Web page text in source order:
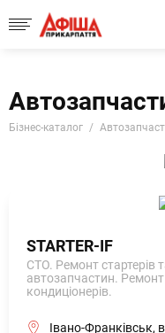
Бізнес-каталог
STARTER-IF
СТО. Ремонт стартерів
автозапчастин.
кондиціонерів.
Івано-Франківськ,